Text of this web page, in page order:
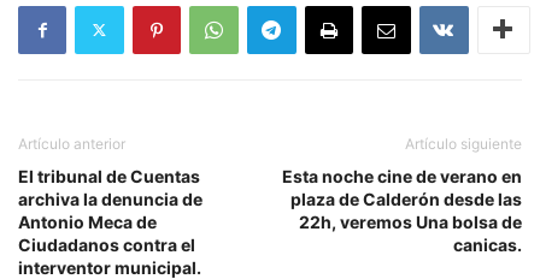
Artículo anterior
El tribunal de Cuentas
archiva la denuncia de
Antonio Meca de
Ciudadanos contra el
interventor municipal.
Artículo siguiente
Esta noche cine de verano en
plaza de Calderón desde las
22h, veremos Una bolsa de
canicas.